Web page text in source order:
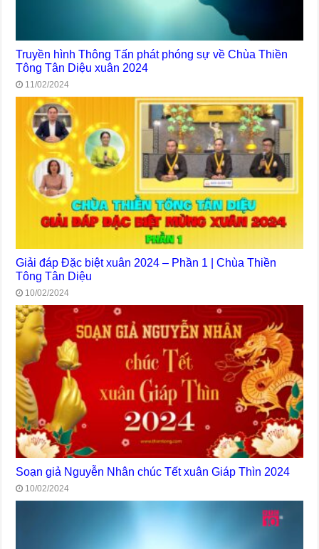
Truyền hình Thông Tấn phát phóng sự về Chùa Thiền
Tông Tân Diệu xuân 2024
11/02/2024
Giải đáp Đặc biệt xuân 2024 – Phần 1 | Chùa Thiền
Tông Tân Diệu
10/02/2024
Soạn giả Nguyễn Nhân chúc Tết xuân Giáp Thìn 2024
10/02/2024